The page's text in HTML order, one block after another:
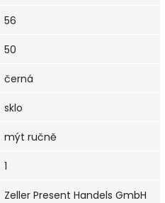
56
50
černá
sklo
mýt ručně
1
Zeller Present Handels GmbH